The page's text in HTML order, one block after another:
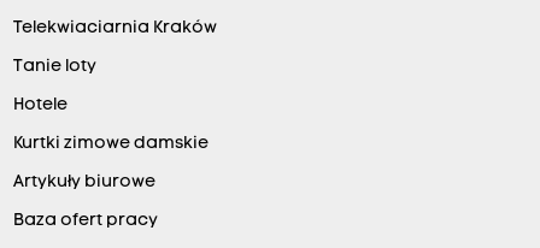
Telekwiaciarnia Kraków
Tanie loty
Hotele
Kurtki zimowe damskie
Artykuły biurowe
Baza ofert pracy